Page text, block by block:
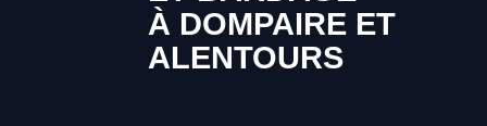
À DOMPAIRE ET
ALENTOURS